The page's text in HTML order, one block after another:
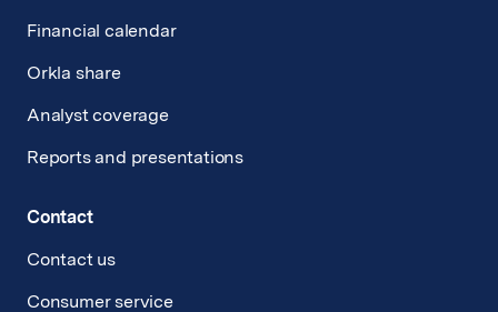
Financial calendar
Orkla share
Analyst coverage
Reports and presentations
Contact
Contact us
Consumer service